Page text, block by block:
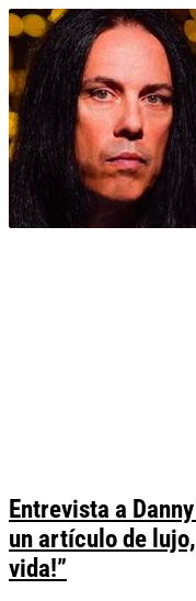
Entrevista a
un artículo de
vida!”